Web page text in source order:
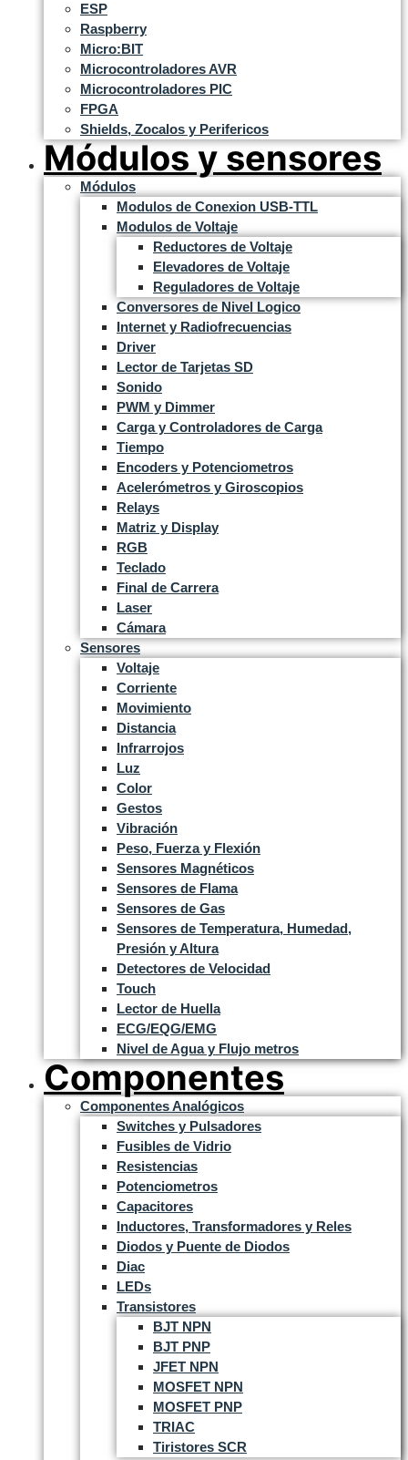
ESP
Raspberry
Micro:BIT
Microcontroladores AVR
Microcontroladores PIC
FPGA
Shields, Zocalos y Perifericos
Módulos y sensores
Módulos
Modulos de Conexion USB-TTL
Modulos de Voltaje
Reductores de Voltaje
Elevadores de Voltaje
Reguladores de Voltaje
Conversores de Nivel Logico
Internet y Radiofrecuencias
Driver
Lector de Tarjetas SD
Sonido
PWM y Dimmer
Carga y Controladores de Carga
Tiempo
Encoders y Potenciometros
Acelerómetros y Giroscopios
Relays
Matriz y Display
RGB
Teclado
Final de Carrera
Laser
Cámara
Sensores
Voltaje
Corriente
Movimiento
Distancia
Infrarrojos
Luz
Color
Gestos
Vibración
Peso, Fuerza y Flexión
Sensores Magnéticos
Sensores de Flama
Sensores de Gas
Sensores de Temperatura, Humedad,
Presión y Altura
Detectores de Velocidad
Touch
Lector de Huella
ECG/EQG/EMG
Nivel de Agua y Flujo metros
Componentes
Componentes Analógicos
Switches y Pulsadores
Fusibles de Vidrio
Resistencias
Potenciometros
Capacitores
Inductores, Transformadores y Reles
Diodos y Puente de Diodos
Diac
LEDs
Transistores
BJT NPN
BJT PNP
JFET NPN
MOSFET NPN
MOSFET PNP
TRIAC
Tiristores SCR